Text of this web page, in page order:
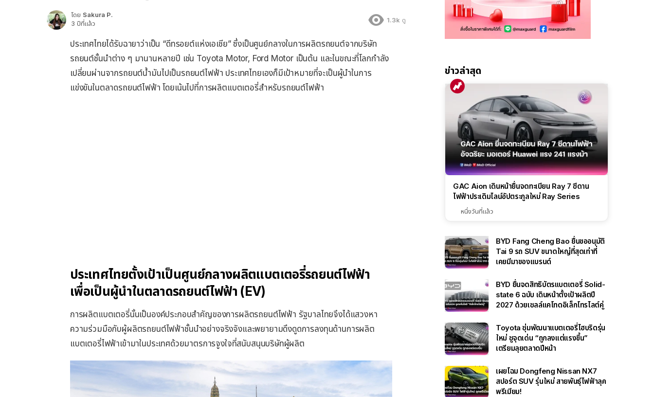
โดย Sakura P.
3 ปีที่แล้ว
1.3k ดู
ประเทศไทยได้รับฉายาว่าเป็น “ดีทรอยต์แห่งเอเชีย” ซึ่งเป็นศูนย์กลางในการผลิตรถยนต์จากบริษัท
รถยนต์ชั้นนำต่าง ๆ มานานหลายปี เช่น Toyota Motor, Ford Motor เป็นต้น และในขณะที่โลกกำลัง
เปลี่ยนผ่านจากรถยนต์น้ำมันไปเป็นรถยนต์ไฟฟ้า ประเทศไทยเองก็มีเป้าหมายที่จะเป็นผู้นำในการ
แข่งขันในตลาดรถยนต์ไฟฟ้า โดยเน้นไปที่การผลิตแบตเตอรี่สำหรับรถยนต์ไฟฟ้า
ประเทศไทยตั้งเป้าเป็นศูนย์กลางผลิตแบตเตอรี่รถยนต์ไฟฟ้า
เพื่อเป็นผู้นำในตลาดรถยนต์ไฟฟ้า (EV)
การผลิตแบตเตอรี่นั้นเป็นองค์ประกอบสำคัญของการผลิตรถยนต์ไฟฟ้า รัฐบาลไทยจึงได้แสวงหา
ความร่วมมือกับผู้ผลิตรถยนต์ไฟฟ้าชั้นนำอย่างจริงจังและพยายามดึงดูดการลงทุนด้านการผลิต
แบตเตอรี่ไฟฟ้าเข้ามาในประเทศด้วยมาตรการจูงใจที่สนับสนุนบริษัทผู้ผลิต
ข่าวล่าสุด
GAC Aion เดินหน้ายื่นจดทะเบียน Ray 7 ซีดาน
ไฟฟ้าประเดิมไลน์อัปตระกูลใหม่ Ray Series
หนึ่งวันที่แล้ว
BYD Fang Cheng Bao ยื่นขออนุมัติ
Tai 9 รถ SUV ขนาดใหญ่ที่สุดเท่าที่
เคยมีมาของแบรนด์
BYD ยื่นจดสิทธิบัตรแบตเตอรี่ Solid-
state 6 ฉบับ เดินหน้าตั้งเป้าผลิตปี
2027 ด้วยเซลล์แคโทดอิเล็กโทรไลต์คู่
Toyota ซุ่มพัฒนาแบตเตอรี่ไฮบริดรุ่น
ใหม่ ชูจุดเด่น “ถูกลงแต่แรงขึ้น”
เตรียมลุยตลาดปีหน้า
เผยโฉม Dongfeng Nissan NX7
สปอร์ต SUV รุ่นใหม่ สายพันธุ์ไฟฟ้าลุค
พรีเมียม!